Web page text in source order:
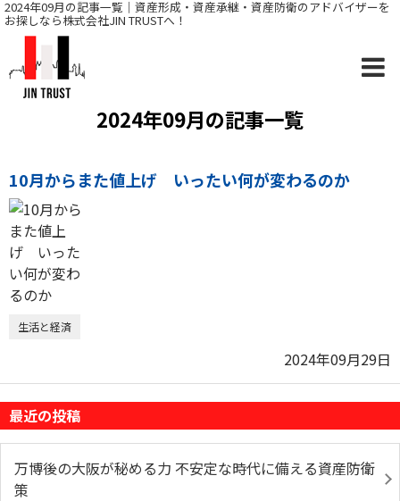
2024年09月の記事一覧｜資産形成・資産承継・資産防衛のアドバイザーを
お探しなら株式会社JIN TRUSTへ！
2024年09月の記事一覧
10月からまた値上げ いったい何が変わるのか
生活と経済
2024年09月29日
最近の投稿
万博後の大阪が秘める力 不安定な時代に備える資産防衛
策